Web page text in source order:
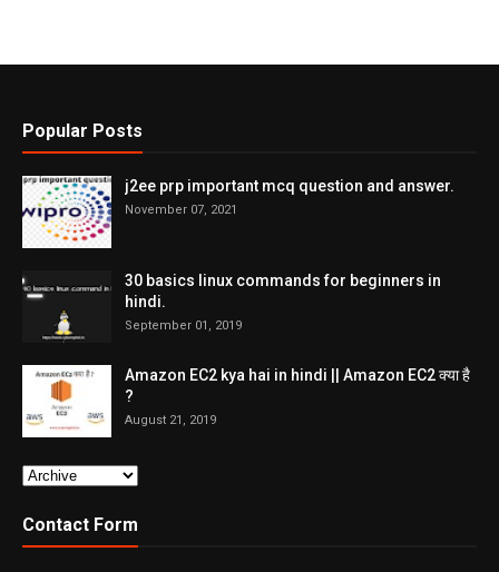
Popular Posts
j2ee prp important mcq question and answer.
November 07, 2021
30 basics linux commands for beginners in
hindi.
September 01, 2019
Amazon EC2 kya hai in hindi || Amazon EC2 क्या है
?
August 21, 2019
Contact Form